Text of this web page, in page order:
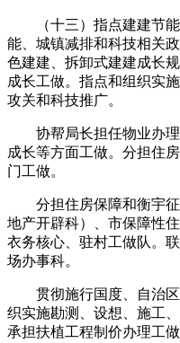
（十三）指点建建节能
能、城镇减排和科技相关
色建建、拆卸式建建成长
成长工做。指点和组织实
攻关和科技推广。
协帮局长担任物业办理
成长等方面工做。分担住
门工做。
分担住房保障和衡宇征
地产开辟科）、市保障性
衣务核心、驻村工做队。
场办事科。
贯彻施行国度、自治区
织实施勘测、设想、施工
承担扶植工程制价办理工